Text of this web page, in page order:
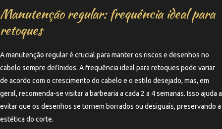
Manutenção regular: frequência ideal para
retoques
A manutenção regular é crucial para manter os riscos e desenhos no
cabelo sempre definidos. A frequência ideal para retoques pode variar
de acordo com o crescimento do cabelo e o estilo desejado, mas, em
geral, recomenda-se visitar a barbearia a cada 2 a 4 semanas. Isso ajuda a
evitar que os desenhos se tornem borrados ou desiguais, preservando a
estética do corte.